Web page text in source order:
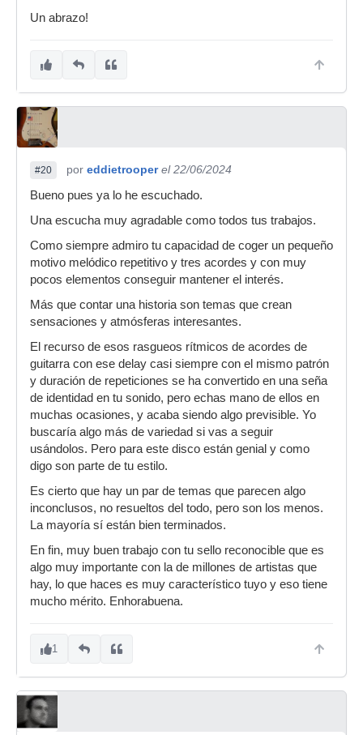
Un abrazo!
#20 por eddietrooper el 22/06/2024
Bueno pues ya lo he escuchado.
Una escucha muy agradable como todos tus trabajos.
Como siempre admiro tu capacidad de coger un pequeño
motivo melódico repetitivo y tres acordes y con muy
pocos elementos conseguir mantener el interés.
Más que contar una historia son temas que crean
sensaciones y atmósferas interesantes.
El recurso de esos rasgueos rítmicos de acordes de
guitarra con ese delay casi siempre con el mismo patrón
y duración de repeticiones se ha convertido en una seña
de identidad en tu sonido, pero echas mano de ellos en
muchas ocasiones, y acaba siendo algo previsible. Yo
buscaría algo más de variedad si vas a seguir
usándolos. Pero para este disco están genial y como
digo son parte de tu estilo.
Es cierto que hay un par de temas que parecen algo
inconclusos, no resueltos del todo, pero son los menos.
La mayoría sí están bien terminados.
En fin, muy buen trabajo con tu sello reconocible que es
algo muy importante con la de millones de artistas que
hay, lo que haces es muy característico tuyo y eso tiene
mucho mérito. Enhorabuena.
1